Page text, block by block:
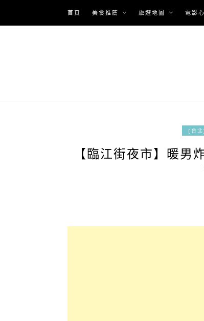
content
首頁 美食推薦 旅遊地圖 電影
[台北
【臨江街夜市】暖